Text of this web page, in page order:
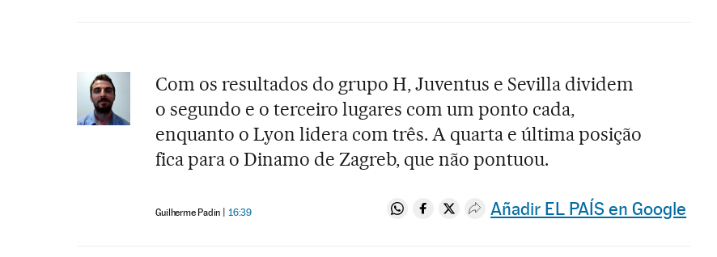
Com os resultados do grupo H, Juventus e Sevilla dividem
o segundo e o terceiro lugares com um ponto cada,
enquanto o Lyon lidera com três. A quarta e última posição
fica para o Dinamo de Zagreb, que não pontuou.
Guilherme Padin 16:39 Compartir en Whatsapp
Compartir en Facebook
Compartir en Twitter
Desplegar Redes Sociales
Añadir EL PAÍS en Google